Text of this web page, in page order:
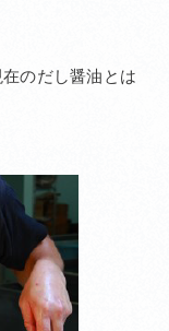
のだし醤油 とは